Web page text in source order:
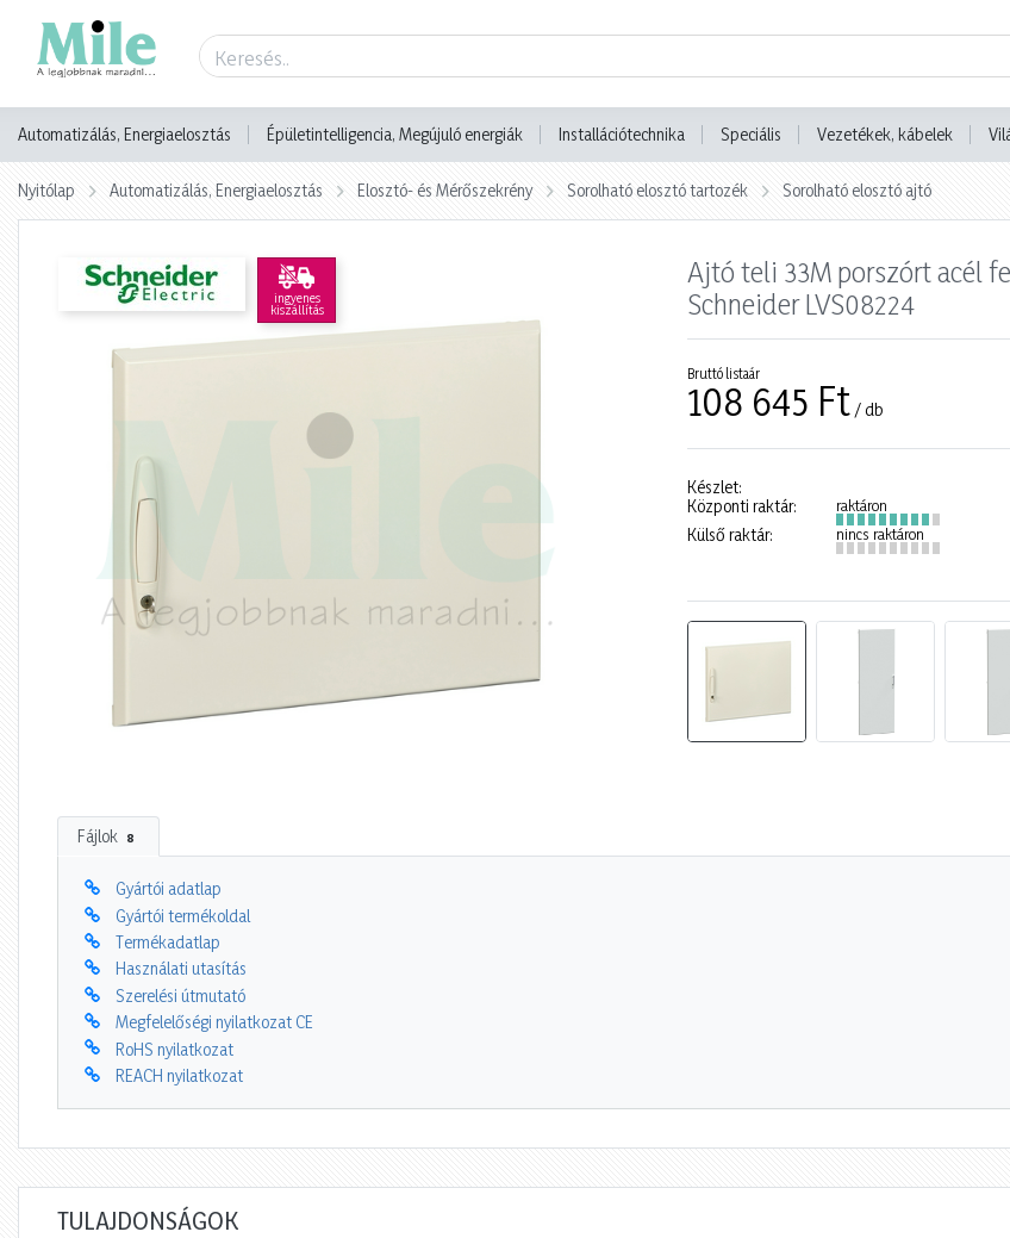
Automatizálás, Energiaelosztás Épületintelligencia, Megújuló energiák Installációtechnika Speciális Vezetékek, kábelek
Nyitólap Automatizálás, Energiaelosztás Elosztó- és Mérőszekrény Sorolható elosztó tartozék Sorolható elosztó ajtó
ingyenes
kiszállítás
Ajtó teli 33M porszórt acél
Schneider LVS08224
Bruttó listaár
108 645 Ft / db
Készlet:
Központi raktár:
raktáron
Külső raktár: nincs raktáron
Fájlok 8
Gyártói adatlap
Gyártói termékoldal
Termékadatlap
Használati utasítás
Szerelési útmutató
Megfelelőségi nyilatkozat CE
RoHS nyilatkozat
REACH nyilatkozat
TULAJDONSÁGOK
Termék adatlap